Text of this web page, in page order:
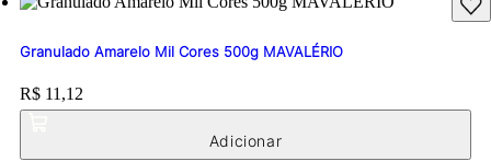
Granulado Amarelo Mil Cores 500g MAVALÉRIO
Price:
R$ 11,12